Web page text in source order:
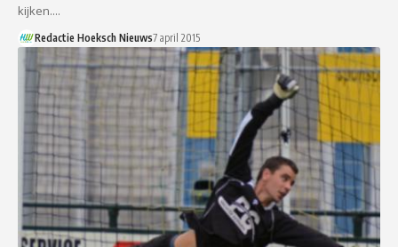
kijken.…
Redactie Hoeksch Nieuws7 april 2015